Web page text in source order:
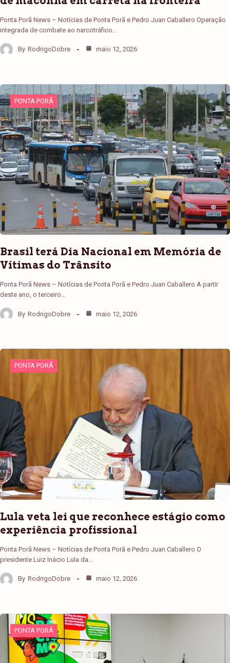
Ponta Porã News – Notícias de Ponta Porã e Pedro Juan Caballero Operação
integrada de combate ao narcotráfico…
By RodrigoDobre maio 12, 2026
PONTA PORÃ
Brasil terá Dia Nacional em Memória de
Vítimas do Trânsito
Ponta Porã News – Notícias de Ponta Porã e Pedro Juan Caballero A partir
deste ano, o terceiro…
By RodrigoDobre maio 12, 2026
PONTA PORÃ
Lula veta lei que reconhece estágio como
experiência profissional
Ponta Porã News – Notícias de Ponta Porã e Pedro Juan Caballero O
presidente Luiz Inácio Lula da…
By RodrigoDobre maio 12, 2026
PONTA PORÃ